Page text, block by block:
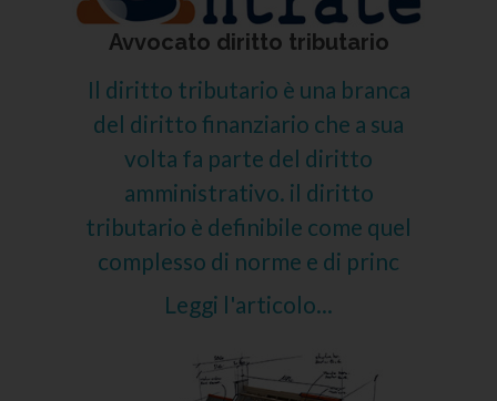
Avvocato diritto tributario
Il diritto tributario è una branca
del diritto finanziario che a sua
volta fa parte del diritto
amministrativo. il diritto
tributario è definibile come quel
complesso di norme e di princ
Leggi l'articolo...